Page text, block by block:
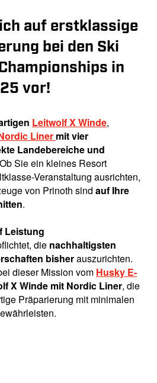
auf erstklassige
bei den Ski
in
vor!
Leitwolf X Winde,
Liner mit vier
Landebereiche und
Sie ein kleines Resort
Veranstaltung ausrichten,
von Prinoth sind auf Ihre
.
Leistung
die nachhaltigsten
bisherauszurichten.
dieser Mission vom Husky E-
X Winde mit Nordic Liner, die
Präparierung mit minimalen